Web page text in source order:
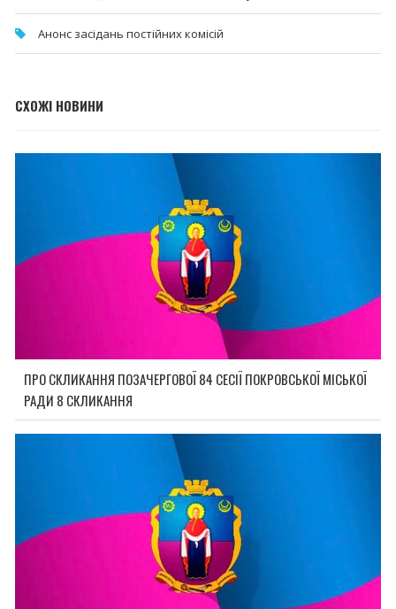
Анонс засідань постійних комісій
СХОЖІ НОВИНИ
ПРО СКЛИКАННЯ ПОЗАЧЕРГОВОЇ 84 СЕСІЇ ПОКРОВСЬКОЇ МІСЬКОЇ
РАДИ 8 СКЛИКАННЯ